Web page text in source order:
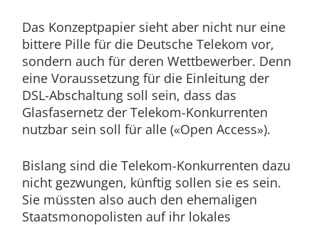
Das Konzeptpapier sieht aber nicht nur eine
bittere Pille für die Deutsche Telekom vor,
sondern auch für deren Wettbewerber. Denn
eine Voraussetzung für die Einleitung der
DSL-Abschaltung soll sein, dass das
Glasfasernetz der Telekom-Konkurrenten
nutzbar sein soll für alle («Open Access»).
Bislang sind die Telekom-Konkurrenten dazu
nicht gezwungen, künftig sollen sie es sein.
Sie müssten also auch den ehemaligen
Staatsmonopolisten auf ihr lokales